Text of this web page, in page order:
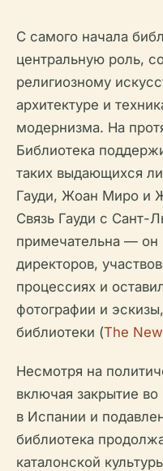
С самого начала
центральную роль,
религиозному
архитектуре и
модернизма. На
Библиотека
таких выдающихся
Гауди, Жоан Миро и
Связь Гауди с Сант-
примечательна — он
директоров,
процессиях и
фотографии и
библиотеки (The
Несмотря на
включая закрытие
в Испании и
библиотека
каталонской